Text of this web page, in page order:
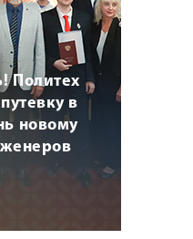
Политех
в
новому